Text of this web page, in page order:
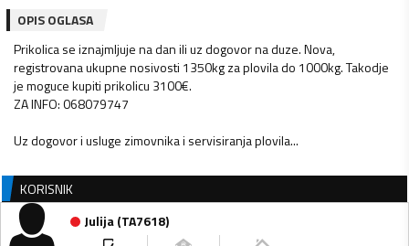
OPIS OGLASA
Prikolica se iznajmljuje na dan ili uz dogovor na duze. Nova,
registrovana ukupne nosivosti 1350kg za plovila do 1000kg. Takodje
je moguce kupiti prikolicu 3100€.
ZA INFO: 068079747
Uz dogovor i usluge zimovnika i servisiranja plovila...
KORISNIK
Julija(TA7618)